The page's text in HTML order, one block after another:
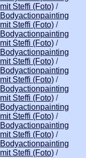
mit Steffi (Foto) /
Bodyactionpainting
mit Steffi (Foto) /
Bodyactionpainting
mit Steffi (Foto) /
Bodyactionpainting
mit Steffi (Foto) /
Bodyactionpainting
mit Steffi (Foto) /
Bodyactionpainting
mit Steffi (Foto) /
Bodyactionpainting
mit Steffi (Foto) /
Bodyactionpainting
mit Steffi (Foto) /
Bodyactionpainting
mit Steffi (Foto) /